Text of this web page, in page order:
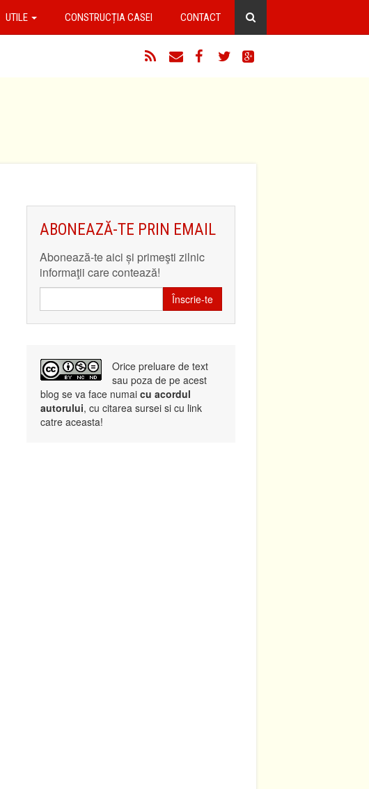
UTILE CONSTRUCȚIA CASEI CONTACT
ABONEAZĂ-TE PRIN EMAIL
Abonează-te aici și primeşti zilnic
informaţii care contează!
Înscrie-te
Orice preluare de text
sau poza de pe acest
blog se va face numai cu acordul
autorului, cu citarea sursei si cu link
catre aceasta!